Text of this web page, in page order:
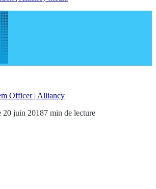
Officer | Alliancy
20 juin 20187 min de lecture